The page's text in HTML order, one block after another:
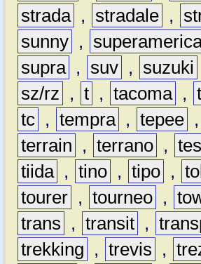
strada , stradale ,
sunny ,
supra , suv , suzuki
sz/rz
, t , tacoma ,
tc , tempra , tepee ,
terrain
, terrano ,
tiida , tino , tipo ,
tourer , tourneo ,
trans
, transit ,
trekking
, trevis ,